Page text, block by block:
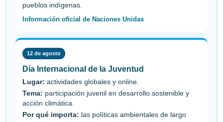
pueblos indígenas.
Información oficial de Naciones Unidas
12 de agosto
Día Internacional de la Juventud
Lugar: actividades globales y online.
Tema: participación juvenil en desarrollo sostenible y
acción climática.
Por qué importa: las políticas ambientales de largo